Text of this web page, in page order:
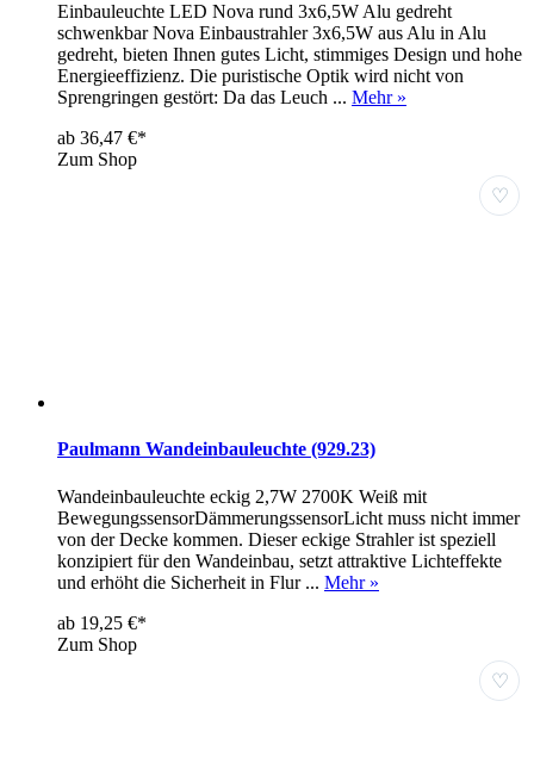
Einbauleuchte LED Nova rund 3x6,5W Alu gedreht
schwenkbar Nova Einbaustrahler 3x6,5W aus Alu in Alu
gedreht, bieten Ihnen gutes Licht, stimmiges Design und hohe
Energieeffizienz. Die puristische Optik wird nicht von
Sprengringen gestört: Da das Leuch ... Mehr »
ab 36,47 €*
Zum Shop
♡
Paulmann Wandeinbauleuchte (929.23)
Wandeinbauleuchte eckig 2,7W 2700K Weiß mit
BewegungssensorDämmerungssensorLicht muss nicht immer
von der Decke kommen. Dieser eckige Strahler ist speziell
konzipiert für den Wandeinbau, setzt attraktive Lichteffekte
und erhöht die Sicherheit in Flur ... Mehr »
ab 19,25 €*
Zum Shop
♡